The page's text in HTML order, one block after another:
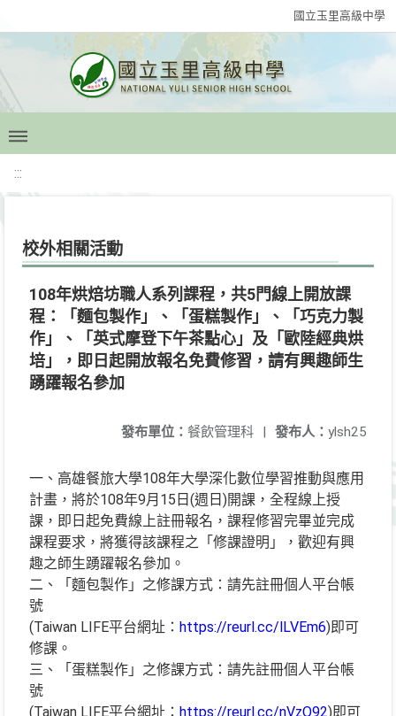
國立玉里高級中學
:::
校外相關活動
108年烘焙坊職人系列課程，共5門線上開放課
程：「麵包製作」、「蛋糕製作」、「巧克力製
作」、「英式摩登下午茶點心」及「歐陸經典烘
培」，即日起開放報名免費修習，請有興趣師生
踴躍報名參加
發布人： ylsh25
發布單位： 餐飲管理科 |
一、高雄餐旅大學108年大學深化數位學習推動與應用
計畫，將於108年9月15日(週日)開課，全程線上授
課，即日起免費線上註冊報名，課程修習完畢並完成
課程要求，將獲得該課程之「修課證明」，歡迎有興
趣之師生踴躍報名參加。
二、「麵包製作」之修課方式：請先註冊個人平台帳
號
(Taiwan LIFE平台網址： https://reurl.cc/lLVEm6)即可
修課。
三、「蛋糕製作」之修課方式：請先註冊個人平台帳
號
(Taiwan LIFE平台網址： https://reurl.cc/nVzQ92)即可